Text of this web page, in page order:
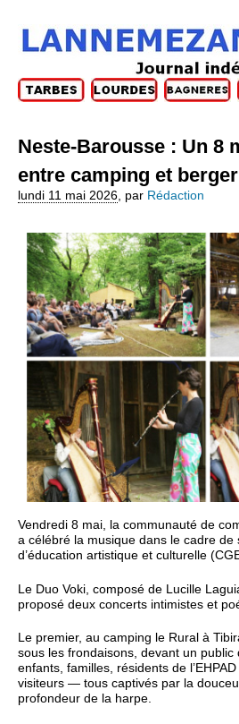
Neste-Barousse : Un 8
entre camping et
lundi 11 mai 2026 par Rédaction
Vendredi 8 mai, la communauté de
a célébré la musique dans le cadre de
d’éducation artistique et culturelle
Le Duo Voki, composé de Lucille
proposé deux concerts intimistes et
Le premier, au camping le Rural à
sous les frondaisons, devant un
enfants, familles, résidents de
visiteurs — tous captivés par la
profondeur de la harpe.